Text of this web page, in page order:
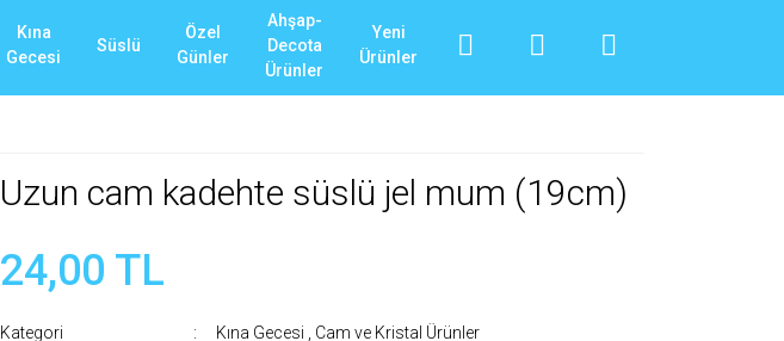
Kına
Gecesi
Süslü
Özel
Günler
Ahşap-
Decota
Ürünler
Yeni
Ürünler
Uzun cam kadehte süslü jel mum (19cm)
24,00 TL
Kategori Kına Gecesi
Cam ve Kristal Ürünler